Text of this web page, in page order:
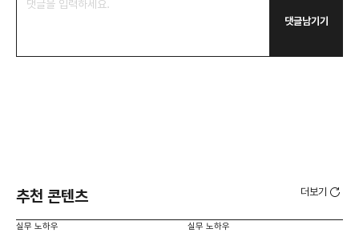
댓글남기기
추천 콘텐츠 더보기
실무 노하우 실무 노하우